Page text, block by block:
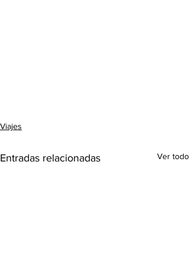
Viajes
Entradas relacionadas Ver todo